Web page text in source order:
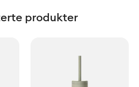
produkter